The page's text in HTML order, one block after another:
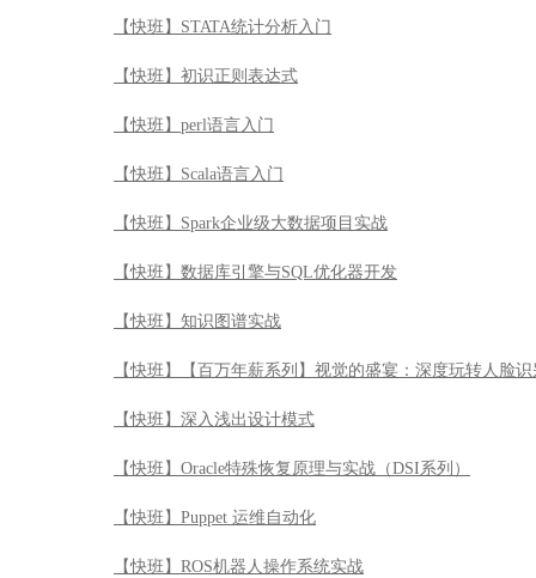
【快班】STATA统计分析入门
【快班】初识正则表达式
【快班】perl语言入门
【快班】Scala语言入门
【快班】Spark企业级大数据项目实战
【快班】数据库引擎与SQL优化器开发
【快班】知识图谱实战
【快班】【百万年薪系列】视觉的盛宴：深度玩转人脸识
【快班】深入浅出设计模式
【快班】Oracle特殊恢复原理与实战（DSI系列）
【快班】Puppet 运维自动化
【快班】ROS机器人操作系统实战